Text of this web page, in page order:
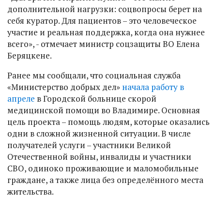
дополнительной нагрузки: соцвопросы берет на
себя куратор. Для пациентов – это человеческое
участие и реальная поддержка, когда она нужнее
всего», - отмечает министр соцзащиты ВО Елена
Беряцкене.
Ранее мы сообщали, что социальная служба
«Министерство добрых дел» начала работу в
апреле в Городской больнице скорой
медицинской помощи во Владимире. Основная
цель проекта – помощь людям, которые оказались
одни в сложной жизненной ситуации. В числе
получателей услуги – участники Великой
Отечественной войны, инвалиды и участники
СВО, одиноко проживающие и маломобильные
граждане, а также лица без определённого места
жительства.